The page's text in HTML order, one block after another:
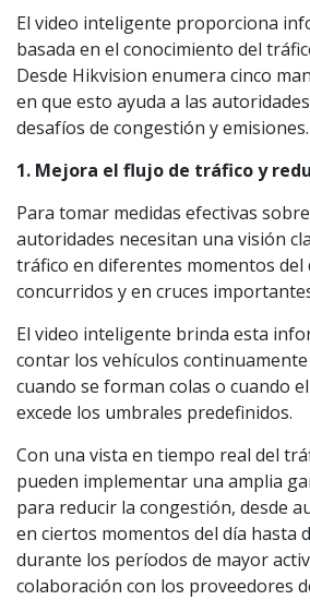
El video inteligente proporciona
basada en el conocimiento del
Desde Hikvision enumera cinco
en que esto ayuda a las
desafíos de congestión y emisiones.
1. Mejora el flujo de tráfico y
Para tomar medidas efectivas
autoridades necesitan una visión
tráfico en diferentes momentos del
concurridos y en cruces
El video inteligente brinda esta
contar los vehículos
cuando se forman colas o cuando
excede los umbrales predefinidos.
Con una vista en tiempo real del
pueden implementar una amplia
para reducir la congestión, desde
en ciertos momentos del día hasta
durante los períodos de mayor
colaboración con los proveedores